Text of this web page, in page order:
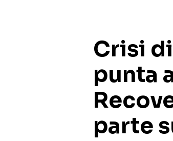
Crisi
punta
parte